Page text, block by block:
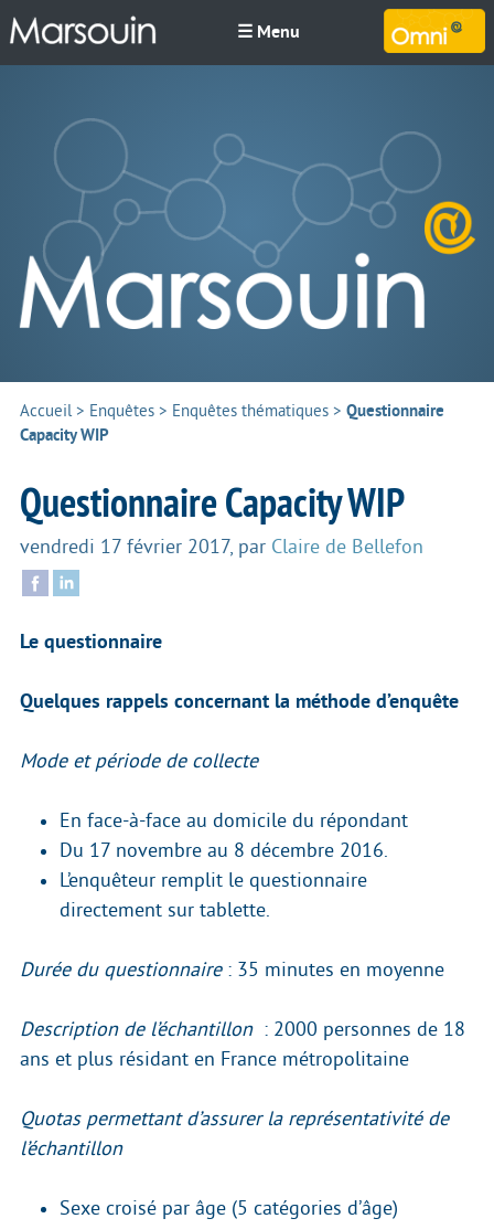
☰ Menu
Accueil> Enquêtes > Enquêtes thématiques > Questionnaire
Capacity WIP
Questionnaire Capacity WIP
vendredi 17 février 2017, par Claire de Bellefon
Le questionnaire
Quelques rappels concernant la méthode d’enquête
Mode et période de collecte
En face-à-face au domicile du répondant
Du 17 novembre au 8 décembre 2016.
L’enquêteur remplit le questionnaire
directement sur tablette.
Durée du questionnaire: 35 minutes en moyenne
Description de l’échantillon : 2000 personnes de 18
ans et plus résidant en France métropolitaine
Quotas permettant d’assurer la représentativité de
l’échantillon
Sexe croisé par âge (5 catégories d’âge)